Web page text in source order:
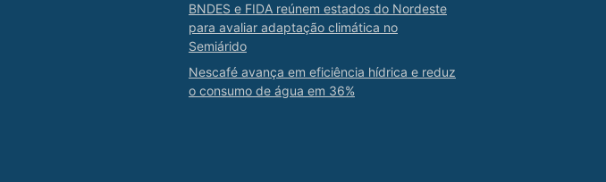
BNDES e FIDA reúnem estados do Nordeste
para avaliar adaptação climática no
Semiárido
Nescafé avança em eficiência hídrica e reduz
o consumo de água em 36%